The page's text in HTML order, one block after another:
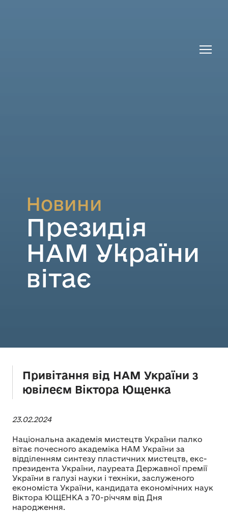
Новини
Президія
НАМ України
вітає
Привітання від НАМ України з
ювілеєм Віктора Ющенка
23.02.2024
Національна академія мистецтв України палко
вітає почесного академіка НАМ України за
відділенням синтезу пластичних мистецтв, екс-
президента України, лауреата Державної премії
України в галузі науки і техніки, заслуженого
економіста України, кандидата економічних наук
Віктора ЮЩЕНКА з 70-річчям від Дня
народження.